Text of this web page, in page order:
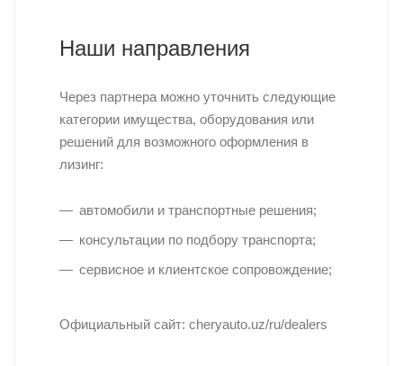
Наши направления
Через партнера можно уточнить следующие
категории имущества, оборудования или
решений для возможного оформления в
лизинг:
автомобили и транспортные решения;
консультации по подбору транспорта;
сервисное и клиентское сопровождение;
Официальный сайт: cheryauto.uz/ru/dealers